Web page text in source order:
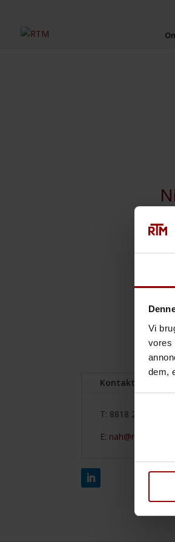
Vi
vores
dem,
Kontakt mig her
T: 8818 2425
E: nah@rtm.dk